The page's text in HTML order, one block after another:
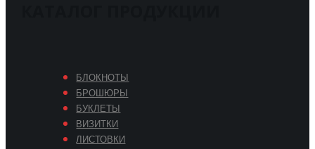
БЛОКНОТЫ
БРОШЮРЫ
БУКЛЕТЫ
ВИЗИТКИ
ЛИСТОВКИ